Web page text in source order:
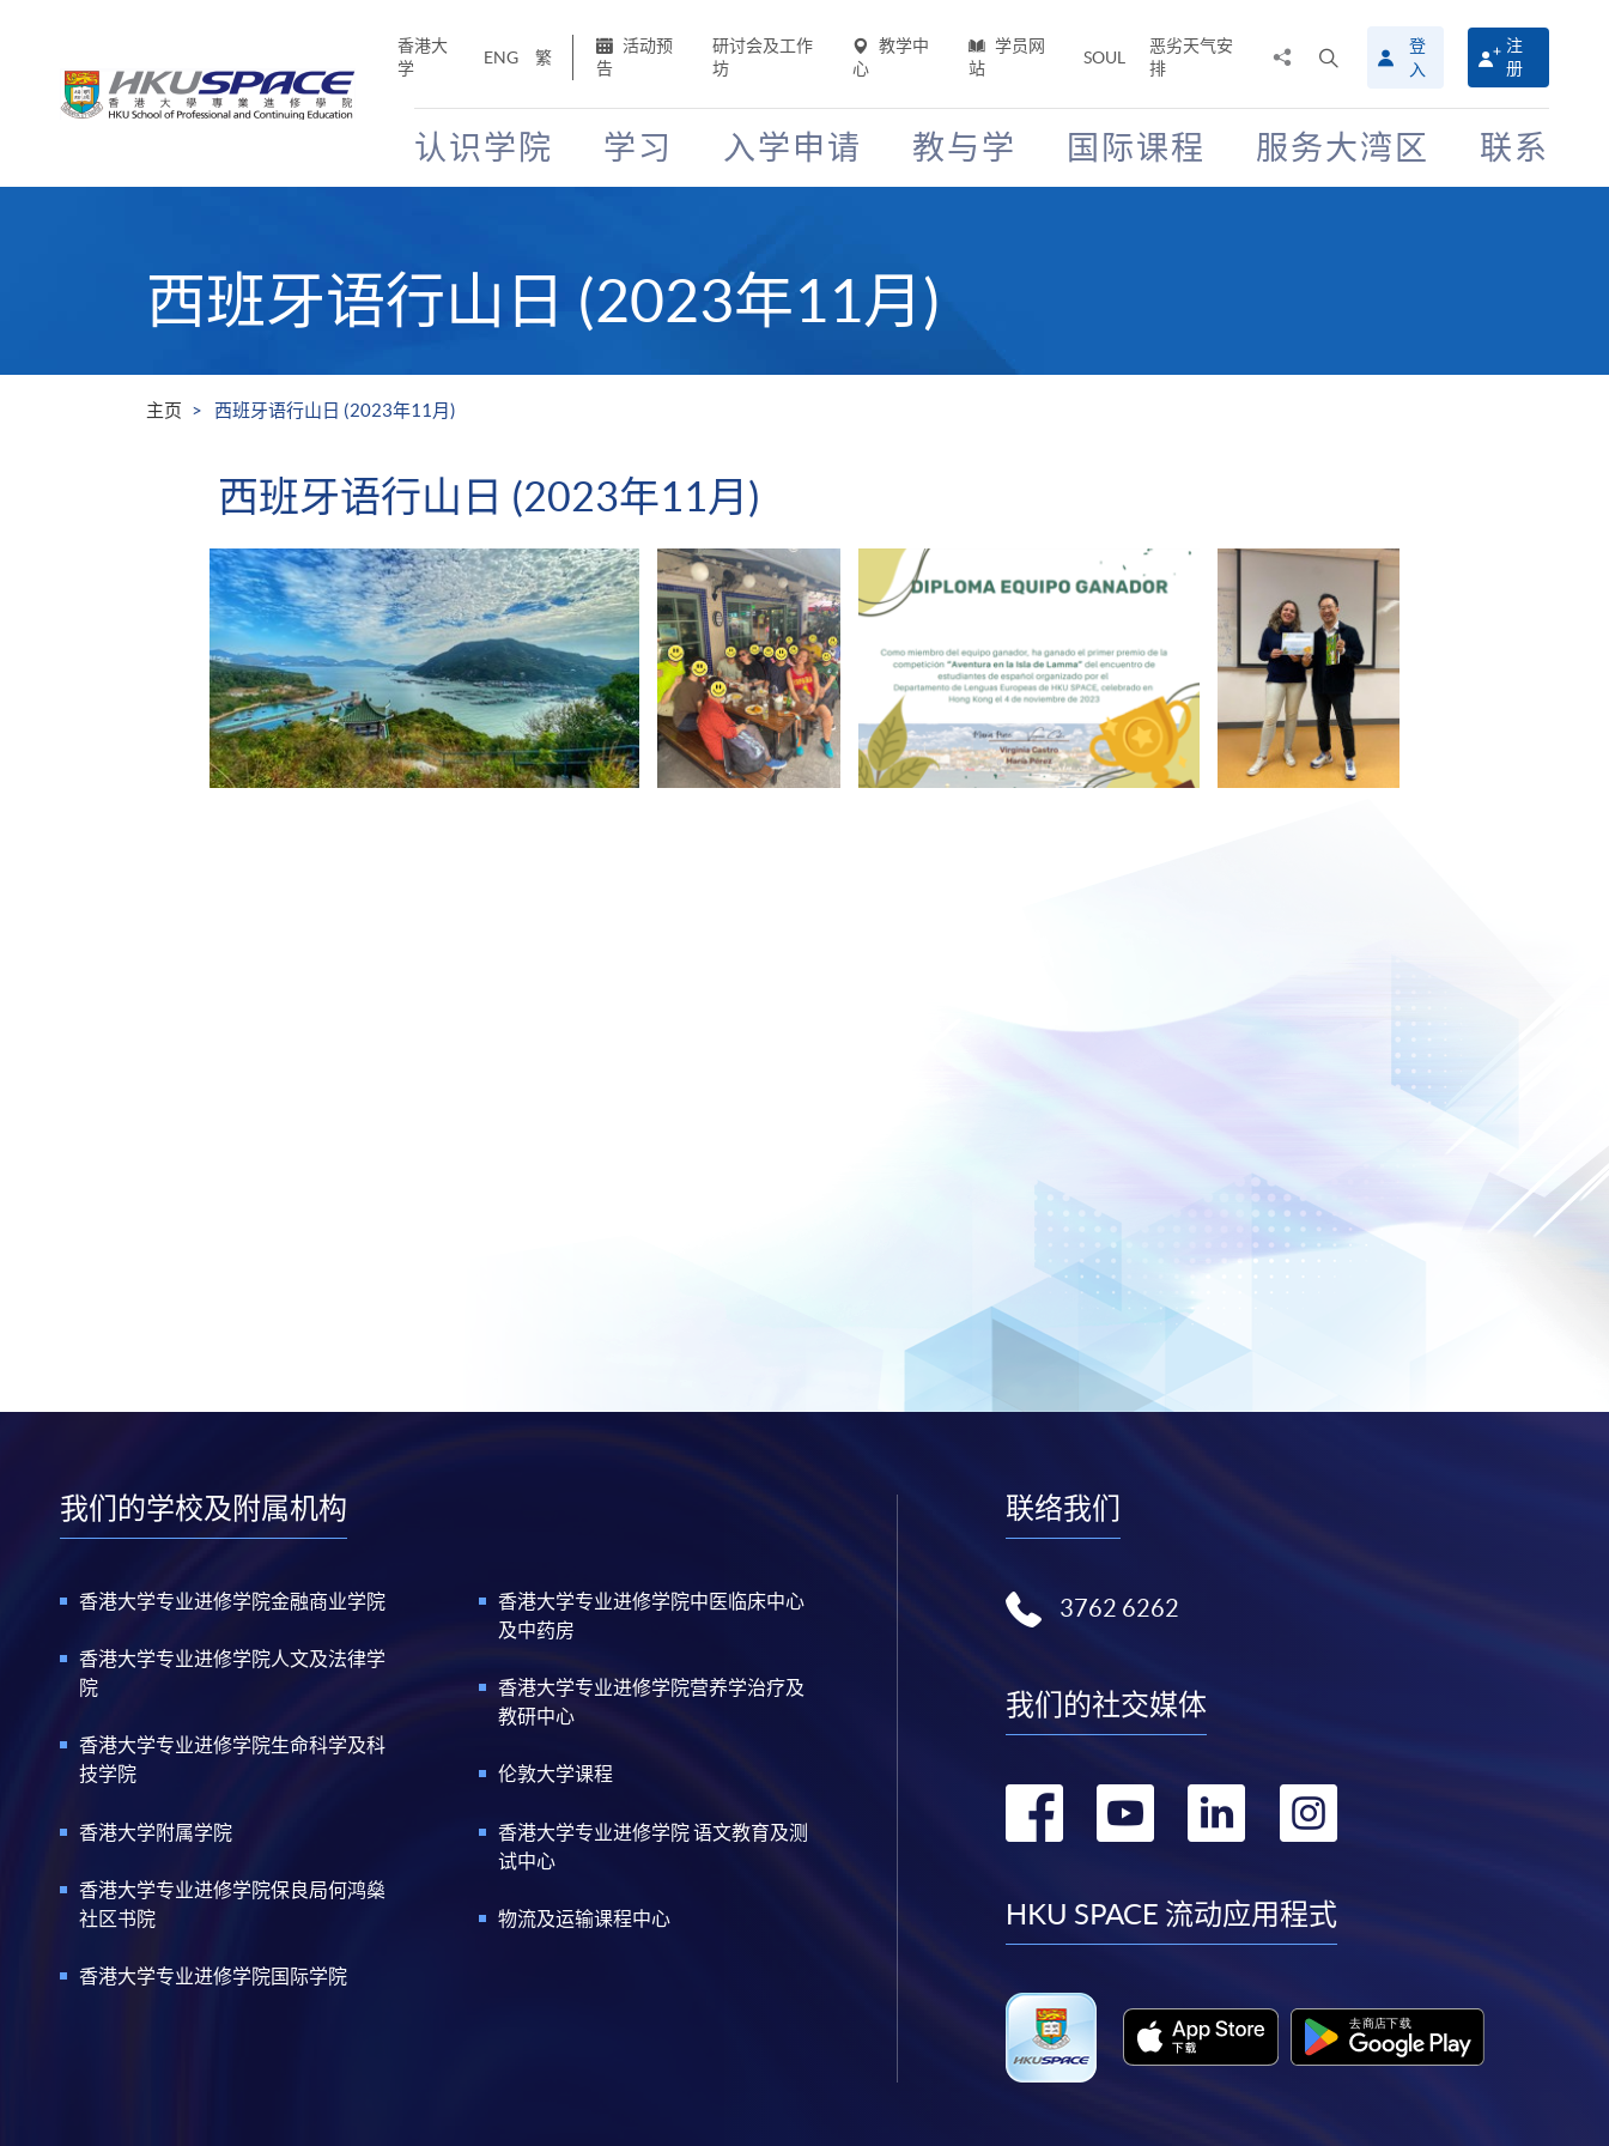
香港大
学
ENG 繁
活动预
告
研讨会及工作
坊
教学中
心
学员网
站
SOUL
恶劣天气安
排
搜
寻
介
面
登
入
注
册
认识学院 学习 入学申请 教与学 国际课程 服务大湾区 联系
西班牙语行山日 (2023年11月)
主页 西班牙语行山日 (2023年11月)
西班牙语行山日 (2023年11月)
我们的学校及附属机构
香港大学专业进修学院金融商业学院
香港大学专业进修学院人文及法律学
院
香港大学专业进修学院生命科学及科
技学院
香港大学附属学院
香港大学专业进修学院保良局何鸿燊
社区书院
香港大学专业进修学院国际学院
香港大学专业进修学院中医临床中心
及中药房
香港大学专业进修学院营养学治疗及
教研中心
伦敦大学课程
香港大学专业进修学院 语文教育及测
试中心
物流及运输课程中心
联络我们
3762 6262
我们的社交媒体
转
facebook
转
youtube
转
linkedin
转
instagram
HKU SPACE 流动应用程式